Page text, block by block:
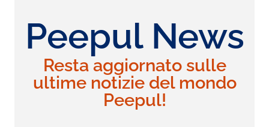
Peepul News
Resta aggiornato sulle
ultime notizie del mondo
Peepul!